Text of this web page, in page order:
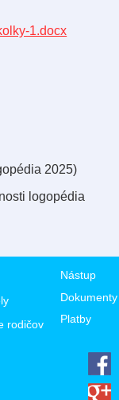
1.docx
2025)
logopédia
rodičov
Nástup
Dokumenty
Platby